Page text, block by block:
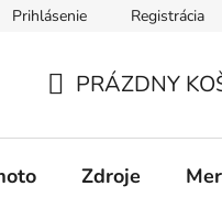
Podmienky
Prihlásenie Registrácia
KOŠÍK
PRÁZDNY
Zdroje